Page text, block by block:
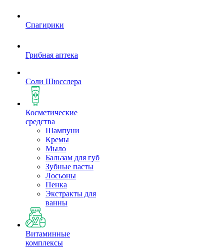
Спагирики
Грибная аптека
Соли Шюсслера
Косметические
средства
Шампуни
Кремы
Мыло
Бальзам для губ
Зубные пасты
Лосьоны
Пенка
Экстракты для
ванны
Витаминные
комплексы